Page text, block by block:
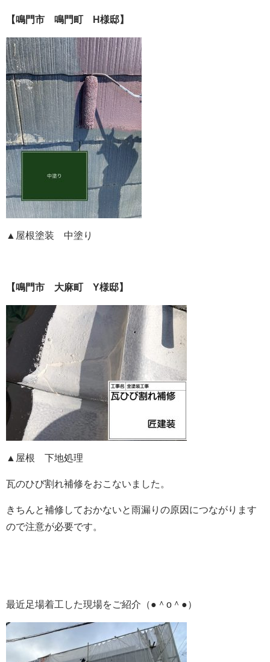
【鳴門市 鳴門町 H様邸】
▲屋根塗装 中塗り
【鳴門市 大麻町 Y様邸】
▲屋根 下地処理
瓦のひび割れ補修をおこないました。
きちんと補修しておかないと雨漏りの原因につながります
ので注意が必要です。
最近足場着工した現場をご紹介（●＾o＾●）